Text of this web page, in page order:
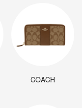
COACH